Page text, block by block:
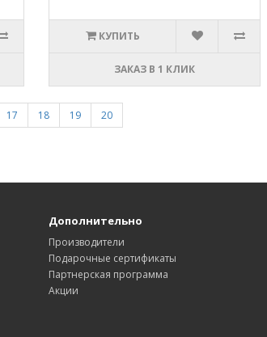
КУПИТЬ
ЗАКАЗ В 1 КЛИК
17 18 19
20
Дополнительно
Производители
Подарочные сертификаты
Партнерская программа
Акции